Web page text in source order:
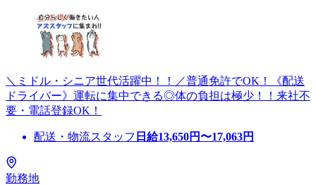
＼ミドル・シニア世代活躍中！！／普通免許でOK！《配送
ドライバー》運転に集中できる◎体の負担は極少！！来社不
要・電話登録OK！
配送・物流スタッフ 日給13,650円〜17,063円
勤務地